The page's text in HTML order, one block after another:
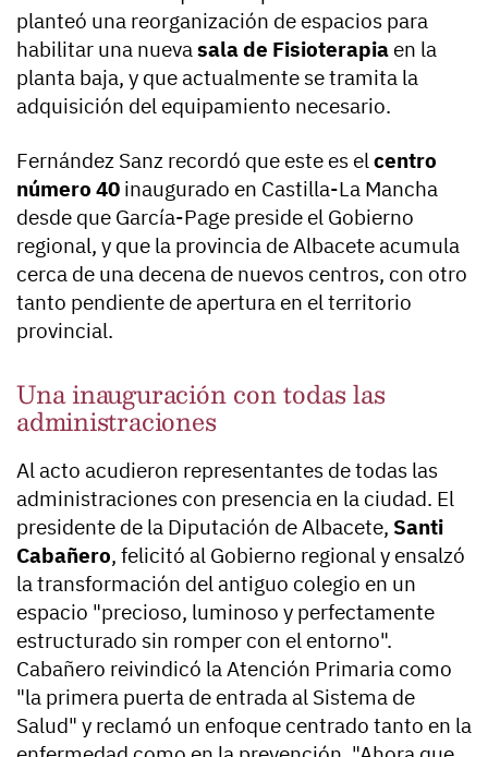
planteó una reorganización de espacios para
habilitar una nuevasala de Fisioterapia en la
planta baja, y que actualmente se tramita la
adquisición del equipamiento necesario.
Fernández Sanz recordó que este es elcentro
número 40 inaugurado en Castilla-La Mancha
desde que García-Page preside el Gobierno
regional, y que la provincia de Albacete acumula
cerca de una decena de nuevos centros, con otro
tanto pendiente de apertura en el territorio
provincial.
Una inauguración con todas las
administraciones
Al acto acudieron representantes de todas las
administraciones con presencia en la ciudad. El
presidente de la Diputación de Albacete, Santi
Cabañero, felicitó al Gobierno regional y ensalzó
la transformación del antiguo colegio en un
espacio "precioso, luminoso y perfectamente
estructurado sin romper con el entorno".
Cabañero reivindicó la Atención Primaria como
"la primera puerta de entrada al Sistema de
Salud" y reclamó un enfoque centrado tanto en la